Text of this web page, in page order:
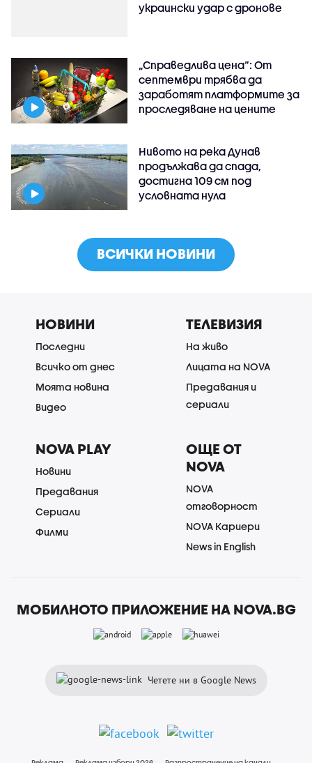
украински удар с дронове
„Справедлива цена“: От
септември трябва да
заработят платформите за
проследяване на цените
Нивото на река Дунав
продължава да спада,
достигна 109 см под
условната нула
ВСИЧКИ НОВИНИ
НОВИНИ
Последни
Всичко от днес
Моята новина
Видео
ТЕЛЕВИЗИЯ
На живо
Лицата на NOVA
Предавания и
сериали
NOVA PLAY
Новини
Предавания
Сериали
Филми
ОЩЕ ОТ
NOVA
NOVA
отговорност
NOVA Кариери
News in English
МОБИЛНОТО ПРИЛОЖЕНИЕ НА NOVA.BG
Четете ни в Google News